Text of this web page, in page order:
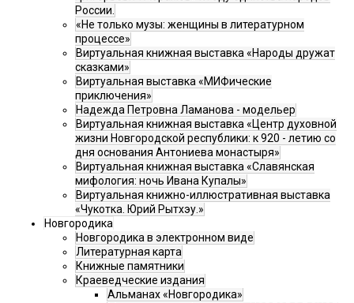
России.
«Не только музы: женщины в литературном
процессе»
Виртуальная книжная выставка «Народы дружат
сказками»
Виртуальная выставка «МИФические
приключения»
Надежда Петровна Ламанова - модельер
Виртуальная книжная выставка «Центр духовной
жизни Новгородской республики: к 920 - летию со
дня основания Антониева монастыря»
Виртуальная книжная выставка «Славянская
мифология: ночь Ивана Купалы»
Виртуальная книжно-иллюстративная выставка
«Чукотка. Юрий Рытхэу.»
Новгородика
Новгородика в электронном виде
Литературная карта
Книжные памятники
Краеведческие издания
Альманах «Новгородика»